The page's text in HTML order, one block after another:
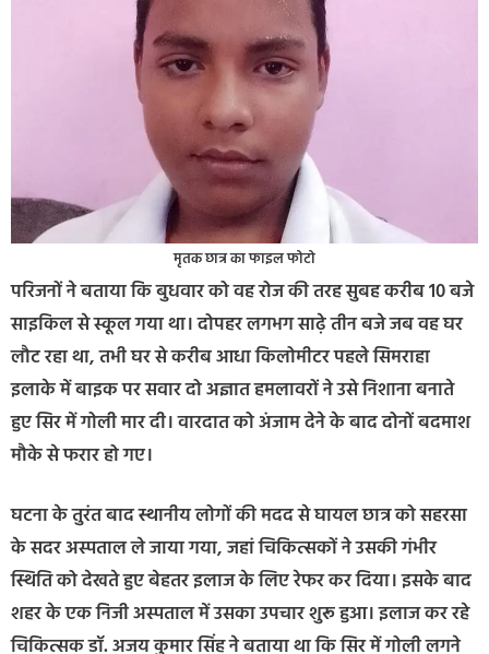
मृतक छात्र का फाइल फोटो
परिजनों ने बताया कि बुधवार को वह रोज की तरह सुबह करीब 10 बजे
साइकिल से स्कूल गया था। दोपहर लगभग साढ़े तीन बजे जब वह घर
लौट रहा था, तभी घर से करीब आधा किलोमीटर पहले सिमराहा
इलाके में बाइक पर सवार दो अज्ञात हमलावरों ने उसे निशाना बनाते
हुए सिर में गोली मार दी। वारदात को अंजाम देने के बाद दोनों बदमाश
मौके से फरार हो गए।
घटना के तुरंत बाद स्थानीय लोगों की मदद से घायल छात्र को सहरसा
के सदर अस्पताल ले जाया गया, जहां चिकित्सकों ने उसकी गंभीर
स्थिति को देखते हुए बेहतर इलाज के लिए रेफर कर दिया। इसके बाद
शहर के एक निजी अस्पताल में उसका उपचार शुरू हुआ। इलाज कर रहे
चिकित्सक डॉ. अजय कुमार सिंह ने बताया था कि सिर में गोली लगने